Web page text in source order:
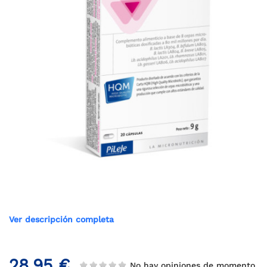
Ver descripción completa
No hay opiniones de momento